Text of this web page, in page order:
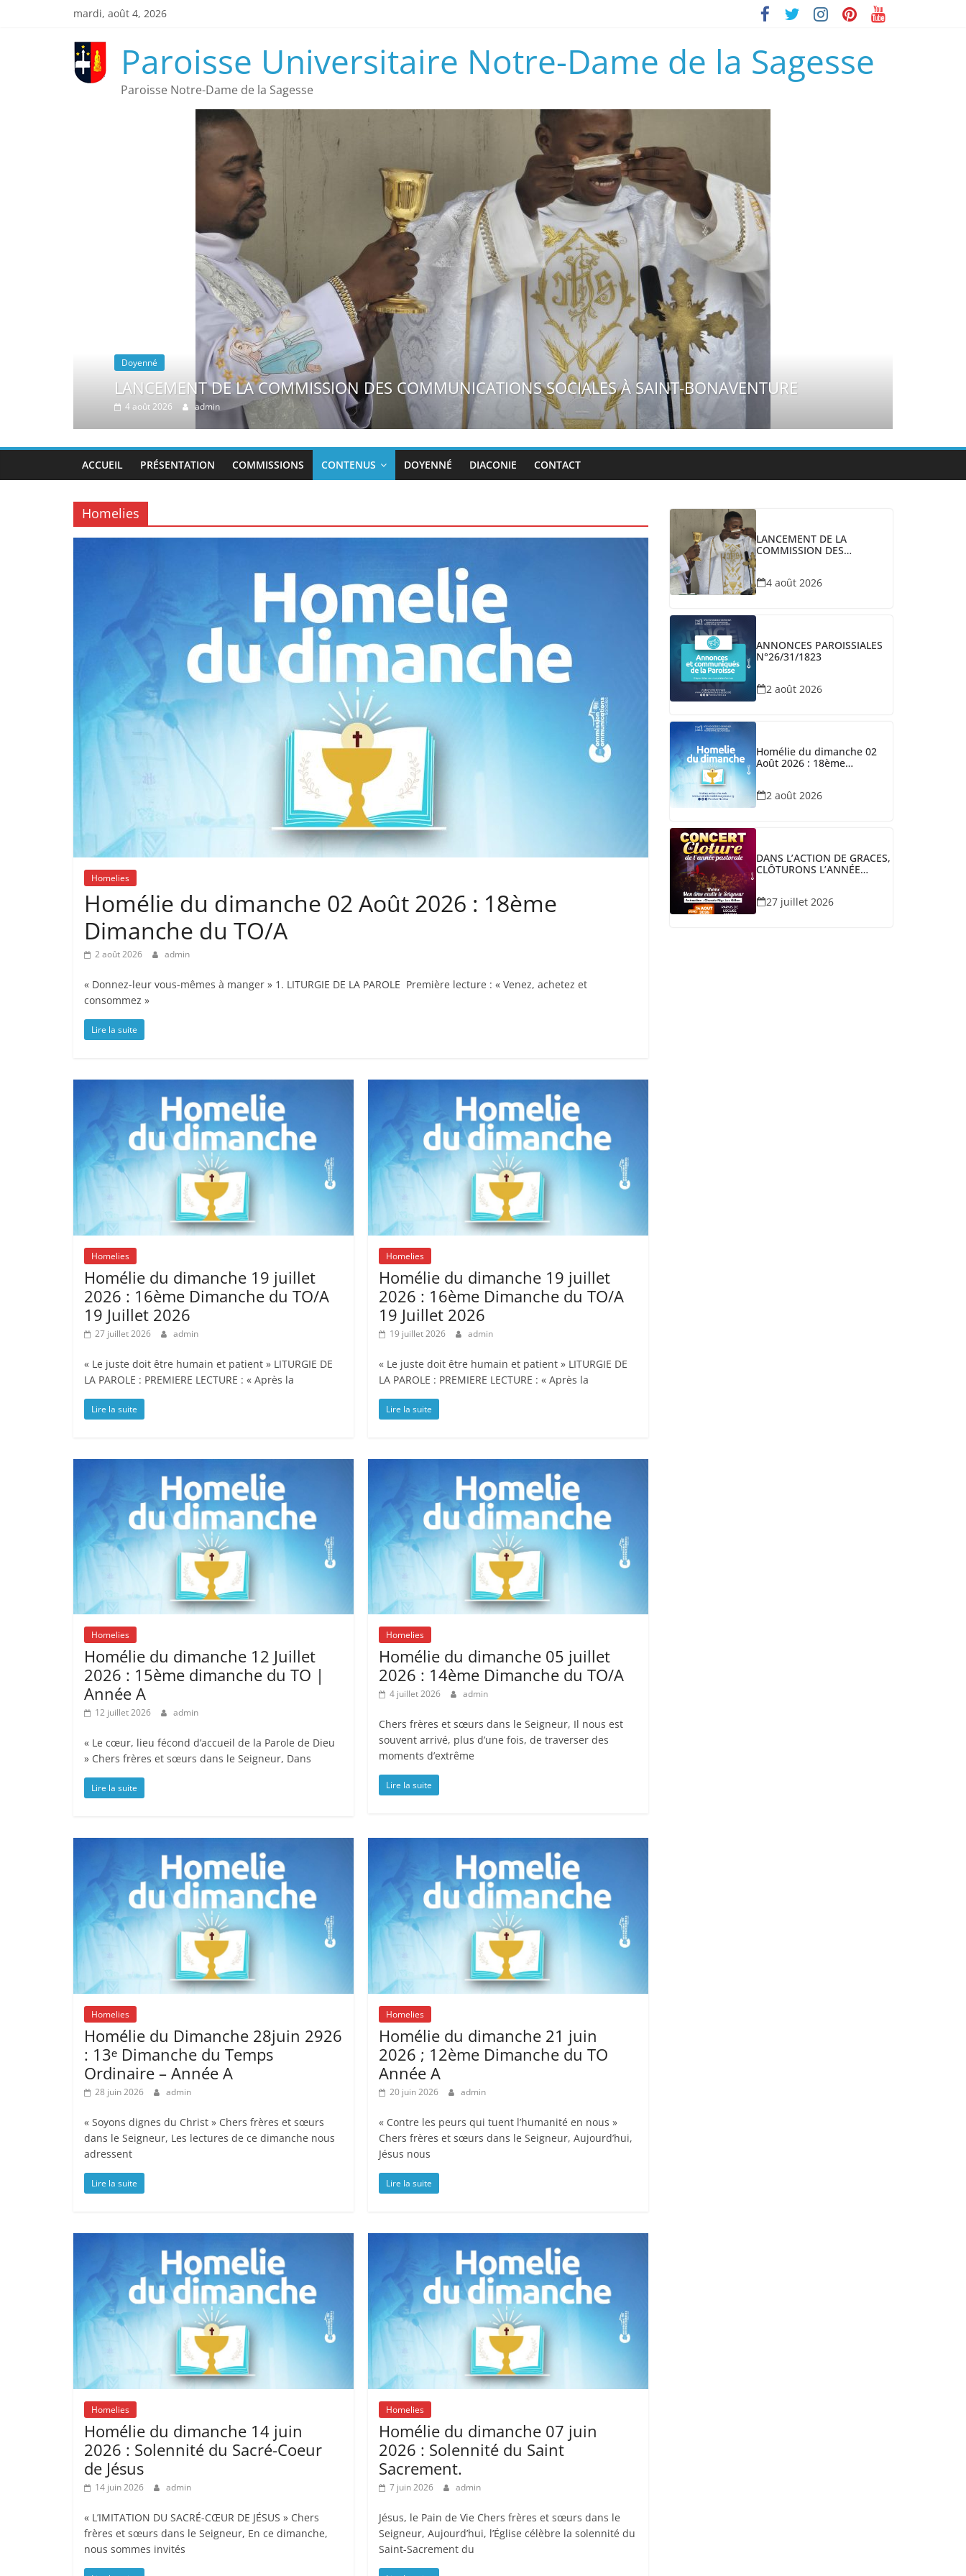
mardi, août 4, 2026
Paroisse Universitaire Notre-Dame de la Sagesse
Paroisse Notre-Dame de la Sagesse
ANNONCES PAROISSIALES N°26/31/1823
2 août 2026 admin
ACCUEIL PRÉSENTATION COMMISSIONS CONTENUS DOYENNÉ DIACONIE CONTACT
Homelies
Homelies
Homélie du dimanche 02 Août 2026 : 18ème
Dimanche du TO/A
2 août 2026 admin
« Donnez-leur vous-mêmes à manger » 1. LITURGIE DE LA PAROLE Première lecture : « Venez, achetez et
consommez »
Lire la suite
Homelies
Homélie du dimanche 19 juillet
2026 : 16ème Dimanche du TO/A
19 Juillet 2026
27 juillet 2026 admin
« Le juste doit être humain et patient » LITURGIE DE
LA PAROLE : PREMIERE LECTURE : « Après la
Lire la suite
Homelies
Homélie du dimanche 19 juillet
2026 : 16ème Dimanche du TO/A
19 Juillet 2026
19 juillet 2026 admin
« Le juste doit être humain et patient » LITURGIE DE
LA PAROLE : PREMIERE LECTURE : « Après la
Lire la suite
Homelies
Homélie du dimanche 12 Juillet
2026 : 15ème dimanche du TO |
Année A
12 juillet 2026 admin
« Le cœur, lieu fécond d’accueil de la Parole de Dieu
» Chers frères et sœurs dans le Seigneur, Dans
Lire la suite
Homelies
Homélie du dimanche 05 juillet
2026 : 14ème Dimanche du TO/A
4 juillet 2026 admin
Chers frères et sœurs dans le Seigneur, Il nous est
souvent arrivé, plus d’une fois, de traverser des
moments d’extrême
Lire la suite
Homelies
Homélie du Dimanche 28juin 2926
: 13ᵉ Dimanche du Temps
Ordinaire – Année A
28 juin 2026 admin
« Soyons dignes du Christ » Chers frères et sœurs
dans le Seigneur, Les lectures de ce dimanche nous
adressent
Lire la suite
Homelies
Homélie du dimanche 21 juin
2026 ; 12ème Dimanche du TO
Année A
20 juin 2026 admin
« Contre les peurs qui tuent l’humanité en nous »
Chers frères et sœurs dans le Seigneur, Aujourd’hui,
Jésus nous
Lire la suite
Homelies
Homélie du dimanche 14 juin
2026 : Solennité du Sacré-Coeur
de Jésus
14 juin 2026 admin
« L’IMITATION DU SACRÉ-CŒUR DE JÉSUS » Chers
frères et sœurs dans le Seigneur, En ce dimanche,
nous sommes invités
Homelies
Homélie du dimanche 07 juin
2026 : Solennité du Saint
Sacrement.
7 juin 2026 admin
Jésus, le Pain de Vie Chers frères et sœurs dans le
Seigneur, Aujourd’hui, l’Église célèbre la solennité du
Saint-Sacrement du
LANCEMENT DE LA
COMMISSION DES
BONAVENTURE
4 août 2026
ANNONCES PAROISSIALES
N°26/31/1823
2 août 2026
Homélie du dimanche 02
Août 2026 : 18ème
2 août 2026
DANS L’ACTION DE GRACES,
CLÔTURONS L’ANNÉE
27 juillet 2026